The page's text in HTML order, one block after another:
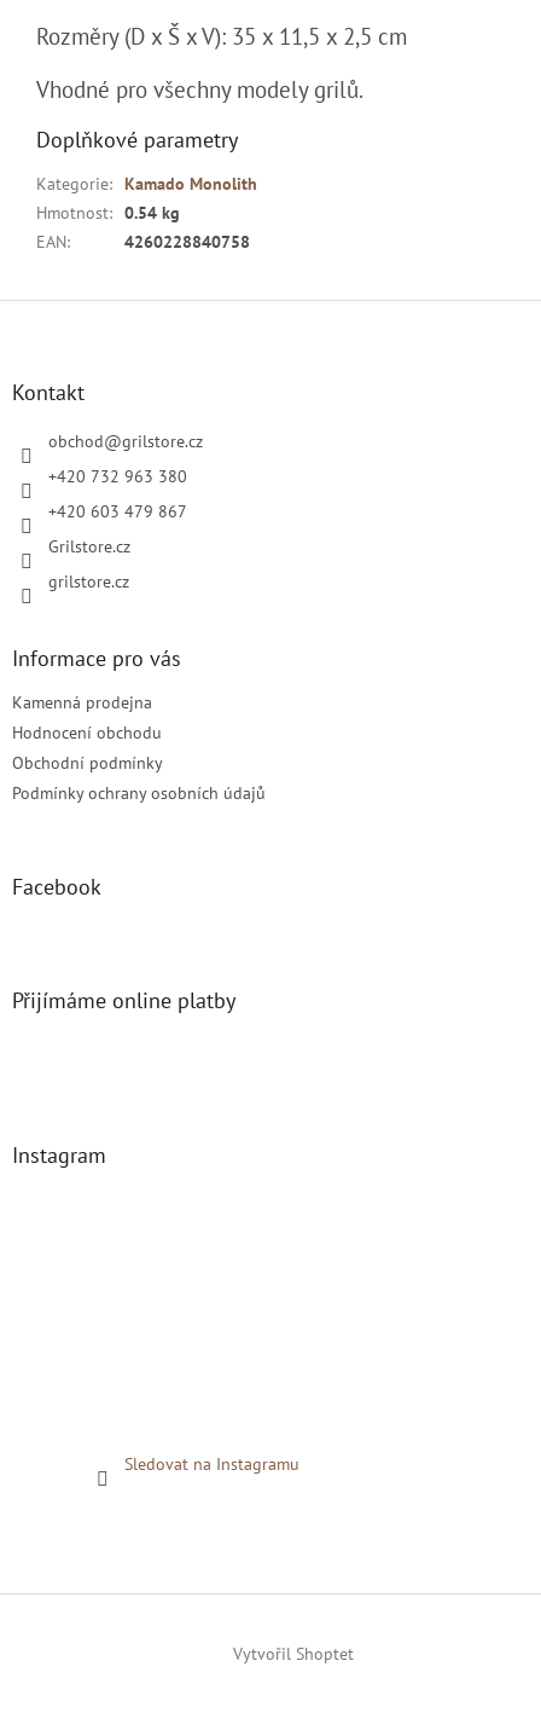
Rozměry (D x Š x V): 35 x 11,5 x 2,5 cm
Vhodné pro všechny modely grilů.
Doplňkové parametry
Kategorie: Kamado Monolith
Hmotnost: 0.54 kg
EAN: 4260228840758
Kontakt
obchod@grilstore.cz
+420 732 963 380
+420 603 479 867
Grilstore.cz
grilstore.cz
Informace pro vás
Kamenná prodejna
Hodnocení obchodu
Obchodní podmínky
Podmínky ochrany osobních údajů
Facebook
Přijímáme online platby
Instagram
Sledovat na Instagramu
Vytvořil Shoptet